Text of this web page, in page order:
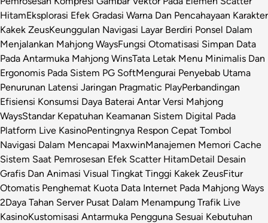
HitamEksplorasi Efek Gradasi Warna Dan Pencahayaan Karakter
Kakek ZeusKeunggulan Navigasi Layar Berdiri Ponsel Dalam
Menjalankan Mahjong WaysFungsi Otomatisasi Simpan Data
Pada Antarmuka Mahjong WinsTata Letak Menu Minimalis Dan
Ergonomis Pada Sistem PG SoftMengurai Penyebab Utama
Penurunan Latensi Jaringan Pragmatic PlayPerbandingan
Efisiensi Konsumsi Daya Baterai Antar Versi Mahjong
WaysStandar Kepatuhan Keamanan Sistem Digital Pada
Platform Live KasinoPentingnya Respon Cepat Tombol
Navigasi Dalam Mencapai MaxwinManajemen Memori Cache
Sistem Saat Pemrosesan Efek Scatter HitamDetail Desain
Grafis Dan Animasi Visual Tingkat Tinggi Kakek ZeusFitur
Otomatis Penghemat Kuota Data Internet Pada Mahjong Ways
2Daya Tahan Server Pusat Dalam Menampung Trafik Live
KasinoKustomisasi Antarmuka Pengguna Sesuai Kebutuhan